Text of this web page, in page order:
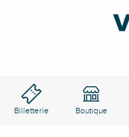
Billetterie Boutique